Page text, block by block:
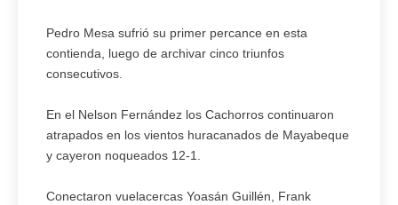
Pedro Mesa sufrió su primer percance en esta
contienda, luego de archivar cinco triunfos
consecutivos.
En el Nelson Fernández los Cachorros continuaron
atrapados en los vientos huracanados de Mayabeque
y cayeron noqueados 12-1.
Conectaron vuelacercas Yoasán Guillén, Frank